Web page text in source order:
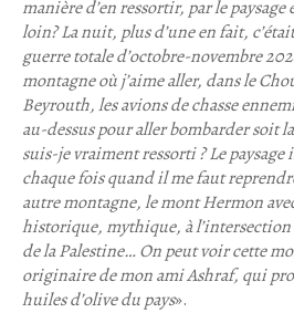
manière d’en ressortir, par le
loin? La nuit, plus d’une en fait,
guerre totale d’octobre-novembre
montagne où j’aime aller, dans le
Beyrouth, les avions de chasse
au-dessus pour aller bombarder soit
suis-je vraiment ressorti ? Le
chaque fois quand il me faut
autre montagne, le mont Hermon
historique, mythique, à l’intersection
de la Palestine… On peut voir cette
originaire de mon ami Ashraf, qui
huiles d’olive du pays».